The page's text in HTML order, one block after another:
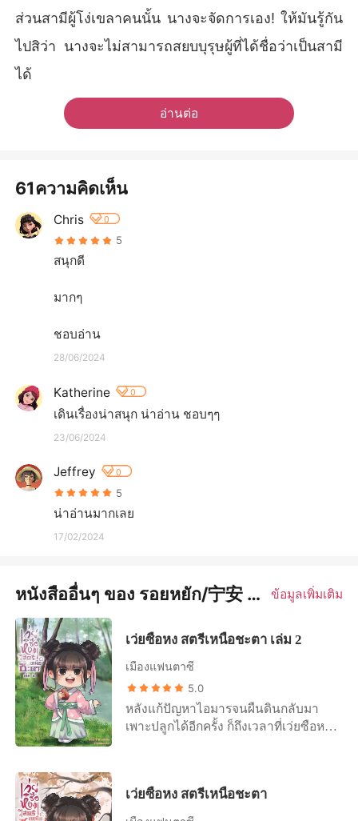
ส่วนสามีผู้โง่เขลาคนนั้น นางจะจัดการเอง! ให้มันรู้กัน
ไปสิว่า นางจะไม่สามารถสยบบุรุษผู้ที่ได้ชื่อว่าเป็นสามี
ได้
อ่านต่อ
61ความคิดเห็น
Chris 0
5
สนุกดี
มากๆ
ชอบอ่าน
28/06/2024
Katherine 0
เดินเรื่องน่าสนุก น่าอ่าน ชอบๆๆ
23/06/2024
Jeffrey 0
5
น่าอ่านมากเลย
17/02/2024
หนังสืออื่นๆ ของ รอยหยัก/宁安 หนิงอัน ข้อมูลเพิ่มเติม
เว่ยซือหง สตรีเหนือชะตา เล่ม 2
เมืองแฟนตาซี
5.0
หลังแก้ปัญหาไอมารจนผืนดินกลับมา
เพาะปลูกได้อีกครั้ง ก็ถึงเวลาที่เว่ยซือหง
ให้เรียบ!
เว่ยซือหง สตรีเหนือชะตา